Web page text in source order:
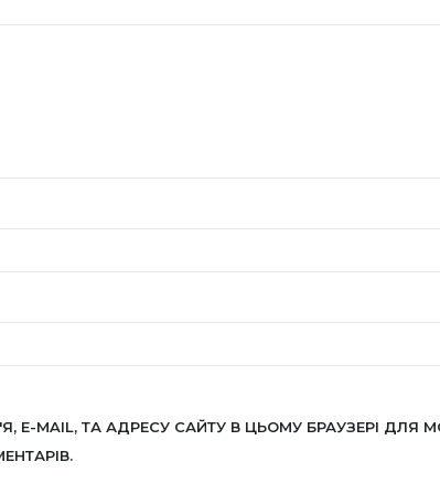
E-MAIL, ТА АДРЕСУ САЙТУ В ЦЬОМУ БРАУЗЕРІ ДЛЯ